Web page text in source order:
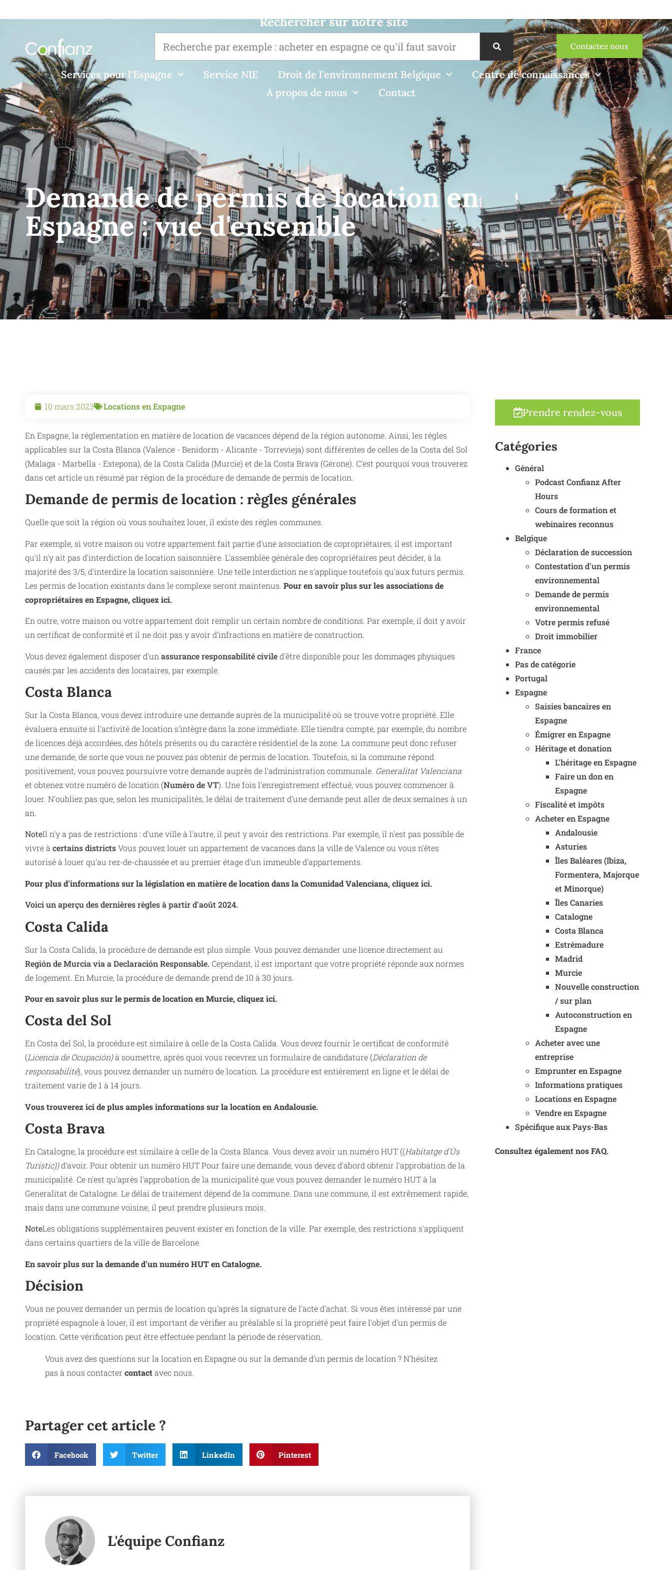
Rechercher sur notre site
Contactez nous
Services pour l'Espagne Service NIE Droit de l'environnement Belgique
Centre de connaissances
A propos de nous
Contact
Demande de permis de location en
Espagne : vue d'ensemble
10 mars 2023 Locations en Espagne
En Espagne, la réglementation en matière de location de vacances dépend de la région autonome. Ainsi, les règles
applicables sur la Costa Blanca (Valence - Benidorm - Alicante - Torrevieja) sont différentes de celles de la Costa del Sol
(Malaga - Marbella - Estepona), de la Costa Calida (Murcie) et de la Costa Brava (Gérone). C'est pourquoi vous trouverez
dans cet article un résumé par région de la procédure de demande de permis de location.
Demande de permis de location : règles générales
Quelle que soit la région où vous souhaitez louer, il existe des règles communes.
Par exemple, si votre maison ou votre appartement fait partie d'une association de copropriétaires, il est important
qu'il n'y ait pas d'interdiction de location saisonnière. L'assemblée générale des copropriétaires peut décider, à la
majorité des 3/5, d'interdire la location saisonnière. Une telle interdiction ne s'applique toutefois qu'aux futurs permis.
Les permis de location existants dans le complexe seront maintenus. Pour en savoir plus sur les associations de
copropriétaires en Espagne, cliquez ici.
En outre, votre maison ou votre appartement doit remplir un certain nombre de conditions. Par exemple, il doit y avoir
un certificat de conformité et il ne doit pas y avoir d'infractions en matière de construction.
Vous devez également disposer d'un assurance responsabilité civiled'être disponible pour les dommages physiques
causés par les accidents des locataires, par exemple.
Costa Blanca
Sur la Costa Blanca, vous devez introduire une demande auprès de la municipalité où se trouve votre propriété. Elle
évaluera ensuite si l'activité de location s'intègre dans la zone immédiate. Elle tiendra compte, par exemple, du nombre
de licences déjà accordées, des hôtels présents ou du caractère résidentiel de la zone. La commune peut donc refuser
une demande, de sorte que vous ne pouvez pas obtenir de permis de location. Toutefois, si la commune répond
positivement, vous pouvez poursuivre votre demande auprès de l'administration communale. Generalitat Valenciana
et obtenez votre numéro de location (Numéro de VT). Une fois l'enregistrement effectué, vous pouvez commencer à
louer. N'oubliez pas que, selon les municipalités, le délai de traitement d'une demande peut aller de deux semaines à un
an.
NoteIl n'y a pas de restrictions : d'une ville à l'autre, il peut y avoir des restrictions. Par exemple, il n'est pas possible de
vivre àcertains districtsVous pouvez louer un appartement de vacances dans la ville de Valence ou vous n'êtes
autorisé à louer qu'au rez-de-chaussée et au premier étage d'un immeuble d'appartements.
Pour plus d'informations sur la législation en matière de location dans la Comunidad Valenciana, cliquez ici.
Voici un aperçu des dernières règles à partir d'août 2024.
Costa Calida
Sur la Costa Calida, la procédure de demande est plus simple. Vous pouvez demander une licence directement au
Región de Murcia via a Declaración Responsable. Cependant, il est important que votre propriété réponde aux normes
de logement. En Murcie, la procédure de demande prend de 10 à 30 jours.
Pour en savoir plus sur le permis de location en Murcie, cliquez ici.
Costa del Sol
En Costa del Sol, la procédure est similaire à celle de la Costa Calida. Vous devez fournir le certificat de conformité
(Licencia de Ocupación)à soumettre, après quoi vous recevrez un formulaire de candidature (Déclaration de
responsabilité), vous pouvez demander un numéro de location. La procédure est entièrement en ligne et le délai de
traitement varie de 1 à 14 jours.
Vous trouverez ici de plus amples informations sur la location en Andalousie.
Costa Brava
En Catalogne, la procédure est similaire à celle de la Costa Blanca. Vous devez avoir un numéro HUT ((Habitatge d'Ús
Turístic))d'avoir. Pour obtenir un numéro HUTPour faire une demande, vous devez d'abord obtenir l'approbation de la
municipalité. Ce n'est qu'après l'approbation de la municipalité que vous pouvez demander le numéro HUT à la
Generalitat de Catalogne. Le délai de traitement dépend de la commune. Dans une commune, il est extrêmement rapide,
mais dans une commune voisine, il peut prendre plusieurs mois.
NoteLes obligations supplémentaires peuvent exister en fonction de la ville. Par exemple, des restrictions s'appliquent
dans certains quartiers de la ville de Barcelone.
En savoir plus sur la demande d'un numéro HUT en Catalogne.
Décision
Vous ne pouvez demander un permis de location qu'après la signature de l'acte d'achat. Si vous êtes intéressé par une
propriété espagnole à louer, il est important de vérifier au préalable si la propriété peut faire l'objet d'un permis de
location. Cette vérification peut être effectuée pendant la période de réservation.
Vous avez des questions sur la location en Espagne ou sur la demande d'un permis de location ? N'hésitez
pas à nous contacter contactavec nous.
Partager cet article ?
Facebook Twitter LinkedIn Pinterest
L'équipe Confianz
Prendre rendez-vous
Catégories
Général
Podcast Confianz After
Hours
Cours de formation et
webinaires reconnus
Belgique
Déclaration de succession
Contestation d'un permis
environnemental
Demande de permis
environnemental
Votre permis refusé
Droit immobilier
France
Pas de catégorie
Portugal
Espagne
Saisies bancaires en
Espagne
Émigrer en Espagne
Héritage et donation
L'héritage en Espagne
Faire un don en
Espagne
Fiscalité et impôts
Acheter en Espagne
Andalousie
Asturies
Îles Baléares (Ibiza,
Formentera, Majorque
et Minorque)
Îles Canaries
Catalogne
Costa Blanca
Estrémadure
Madrid
Murcie
Nouvelle construction
/ sur plan
Autoconstruction en
Espagne
Acheter avec une
entreprise
Emprunter en Espagne
Informations pratiques
Locations en Espagne
Vendre en Espagne
Spécifique aux Pays-Bas
Consultez également nos FAQ.